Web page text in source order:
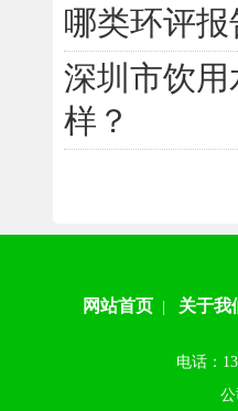
哪类环评报
深圳市饮
样？
网站首页 关于我
电话：